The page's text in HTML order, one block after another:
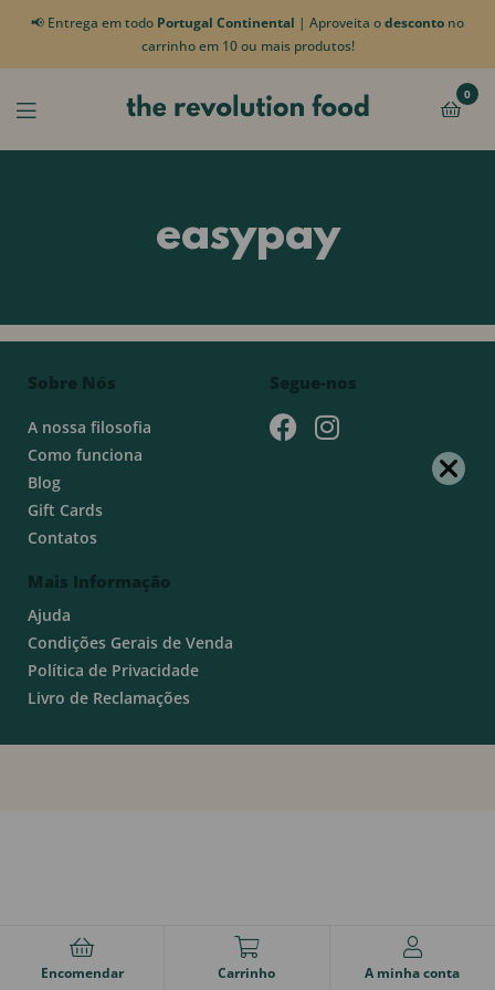
📢 Entrega em todo Portugal Continental | Aproveita odesconto no
carrinho em 10 ou mais produtos!
0
easypay
Sobre Nós
A nossa filosofia
Como funciona
Blog
Gift Cards
Contatos
Mais Informação
Ajuda
Condições Gerais de Venda
Política de Privacidade
Livro de Reclamações
Segue-nos
Encomendar Carrinho A minha conta